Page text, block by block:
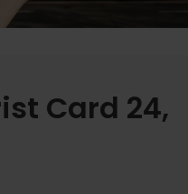
Card 24,